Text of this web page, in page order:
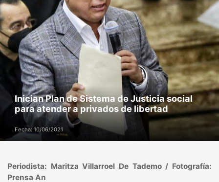
Inician Plan de Sistema de Justicia social
para atender a privados de libertad
Fecha: 10/06/2021
Periodista: Maritza Villarroel De Tademo / Fotografía:
Prensa An